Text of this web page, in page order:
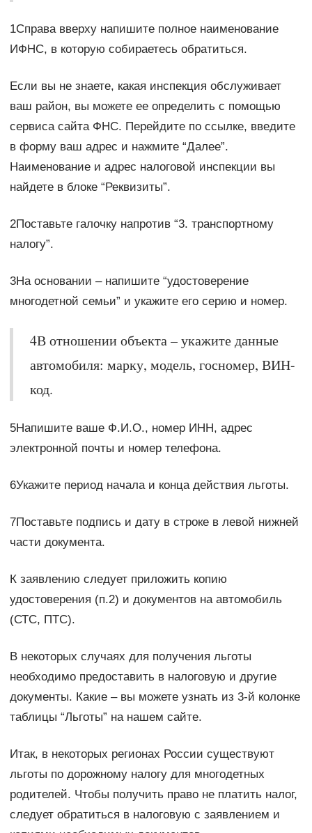
1Справа вверху напишите полное наименование
ИФНС, в которую собираетесь обратиться.
Если вы не знаете, какая инспекция обслуживает
ваш район, вы можете ее определить с помощью
сервиса сайта ФНС. Перейдите по ссылке, введите
в форму ваш адрес и нажмите “Далее”.
Наименование и адрес налоговой инспекции вы
найдете в блоке “Реквизиты”.
2Поставьте галочку напротив “3. транспортному
налогу”.
3На основании – напишите “удостоверение
многодетной семьи” и укажите его серию и номер.
4В отношении объекта – укажите данные
автомобиля: марку, модель, госномер, ВИН-
код.
5Напишите ваше Ф.И.О., номер ИНН, адрес
электронной почты и номер телефона.
6Укажите период начала и конца действия льготы.
7Поставьте подпись и дату в строке в левой нижней
части документа.
К заявлению следует приложить копию
удостоверения (п.2) и документов на автомобиль
(СТС, ПТС).
В некоторых случаях для получения льготы
необходимо предоставить в налоговую и другие
документы. Какие – вы можете узнать из 3-й колонке
таблицы “Льготы” на нашем сайте.
Итак, в некоторых регионах России существуют
льготы по дорожному налогу для многодетных
родителей. Чтобы получить право не платить налог,
следует обратиться в налоговую с заявлением и